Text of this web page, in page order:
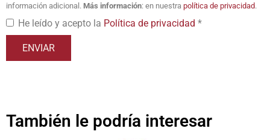
información adicional. Más información: en nuestra política de privacidad.
He leído y acepto la Política de privacidad *
También le podría interesar